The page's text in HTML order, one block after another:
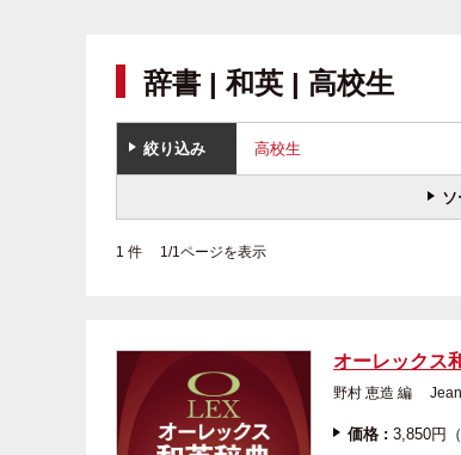
辞書 | 和英 | 高校生
絞り込み 高校生
ソ
1 件 1/1ページを表示
オーレックス
野村 恵造 編
価格 : 3,850円（